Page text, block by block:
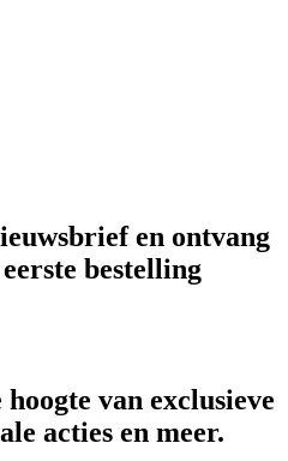
en ontvang
bestelling
van exclusieve
acties en meer.